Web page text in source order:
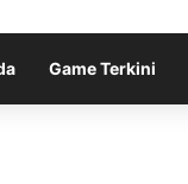
Game Terkini